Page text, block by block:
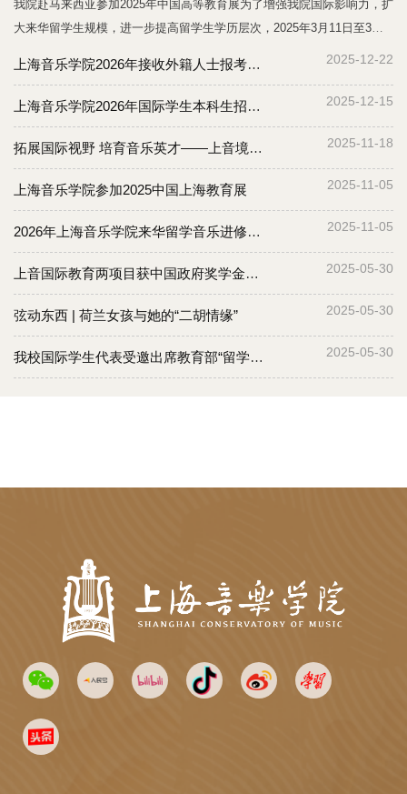
我院赴马来西亚参加2025年中国高等教育展为了增强我院国际影响力，扩
大来华留学生规模，进一步提高留学生学历层次，2025年3月11日至3月
（董教总）和马来西亚留华同学会联合主办的2025年中国高等教育展
（2025 China Higher Education Fair）。此次教育展行程主要包括在马来
澳地区的48所高等院校参加，上海参展高校有上海交通大学、同济大学、
上海中医药大学、上海海洋大学、上海音乐学院。3月12日，2025年中国
高等教育展柔佛州开幕式在马来西亚麻坡
上海音乐学院2026年接收外籍人士报考博士、硕士学位研究生招生简章（中英文） 2025-12-22
上海音乐学院2026年国际学生本科生招生简章 2026 Shanghai Conservatory of Music Admission Brochure of Undergraduate Programs for International Students 2025-12-15
拓展国际视野 培育音乐英才——上音境外联合培养项目分享会成功举办 2025-11-18
上海音乐学院参加2025中国上海教育展 2025-11-05
2026年上海音乐学院来华留学音乐进修项目招生简章 2025-11-05
上音国际教育两项目获中国政府奖学金立项资助 2025-05-30
弦动东西 | 荷兰女孩与她的“二胡情缘” 2025-05-30
我校国际学生代表受邀出席教育部“留学中国”品牌形象及综合服务平台全球发布仪式 2025-05-30